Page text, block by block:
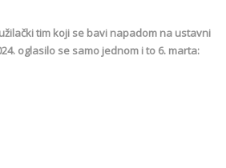
tim koji se bavi napadom na ustavni
oglasilo se samo jednom i to 6. marta: